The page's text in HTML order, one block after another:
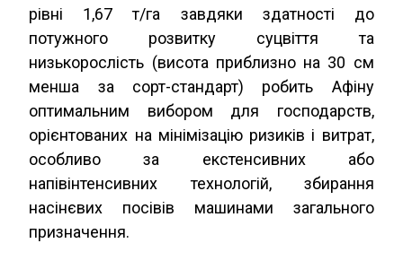
рівні 1,67 т/га завдяки здатності до
потужного розвитку суцвіття та
низькорослість (висота приблизно на 30 см
менша за сорт-стандарт) робить Афіну
оптимальним вибором для господарств,
орієнтованих на мінімізацію ризиків і витрат,
особливо за екстенсивних або
напівінтенсивних технологій, збирання
насінєвих посівів машинами загального
призначення.